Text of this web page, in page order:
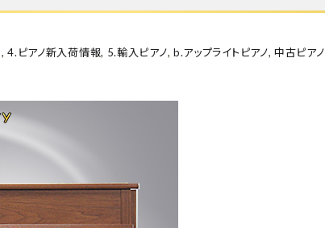
,4.ピアノ新入荷情報, 5.輸入ピアノ, b.アップライトピアノ,中古ピアノ